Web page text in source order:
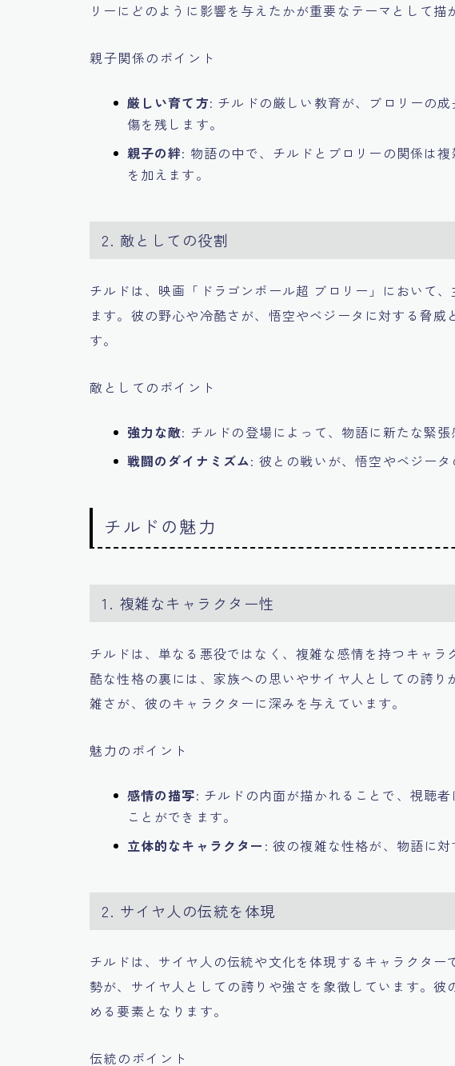
リーにどのように影響を与えたかが重要なテーマとして描
親子関係のポイント
厳しい育て方: チルドの厳しい教育が、ブロリーの
傷を残します。
親子の絆: 物語の中で、チルドとブロリーの関係は
を加えます。
2. 敵としての役割
チルドは、映画「ドラゴンボール超 ブロリー」において
ます。彼の野心や冷酷さが、悟空やベジータに対する脅威
す。
敵としてのポイント
強力な敵: チルドの登場によって、物語に新たな緊張
戦闘のダイナミズム: 彼との戦いが、悟空やベジータ
チルドの魅力
1. 複雑なキャラクター性
チルドは、単なる悪役ではなく、複雑な感情を持つキャ
酷な性格の裏には、家族への思いやサイヤ人としての誇
雑さが、彼のキャラクターに深みを与えています。
魅力のポイント
感情の描写: チルドの内面が描かれることで、視聴
ことができます。
立体的なキャラクター : 彼の複雑な性格が、物語に対
2. サイヤ人の伝統を体現
チルドは、サイヤ人の伝統や文化を体現するキャラクタ
勢が、サイヤ人としての誇りや強さを象徴しています。
める要素となります。
伝統のポイント